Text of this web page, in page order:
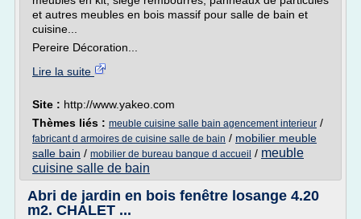
et autres meubles en bois massif pour salle de bain et
cuisine...
Pereire Décoration...
Lire la suite
Site : http://www.yakeo.com
Thèmes liés : meuble cuisine salle bain agencement interieur /
fabricant d armoires de cuisine salle de bain / mobilier meuble
salle bain / mobilier de bureau banque d accueil / meuble
cuisine salle de bain
Abri de jardin en bois fenêtre losange 4.20
m2. CHALET ...